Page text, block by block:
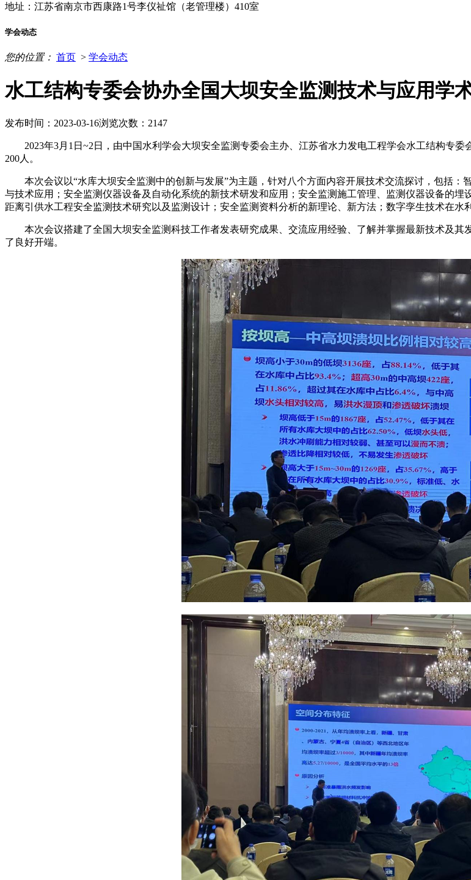
地址：江苏省南京市西康路1号李仪祉馆（老管理楼）410室
学会动态
您的位置： 首页 > 学会动态
水工结构专委会协办全国大坝安全监测技术与应用学
发布时间：2023-03-16浏览次数：2147
2023年3月1日~2日，由中国水利学会大坝安全监测专委会主办、江苏省水力发电工程学会水工结构专
200人。
本次会议以“水库大坝安全监测中的创新与发展”为主题，针对八个方面内容开展技术交流探讨，包括
与技术应用；安全监测仪器设备及自动化系统的新技术研发和应用；安全监测施工管理、监测仪器设备的
距离引供水工程安全监测技术研究以及监测设计；安全监测资料分析的新理论、新方法；数字孪生技术在水
本次会议搭建了全国大坝安全监测科技工作者发表研究成果、交流应用经验、了解并掌握最新技术及
了良好开端。